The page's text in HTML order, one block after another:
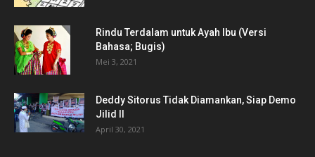
Rindu Terdalam untuk Ayah Ibu (Versi
Bahasa; Bugis)
Mei 3, 2021
Deddy Sitorus Tidak Diamankan, Siap Demo
Jilid II
April 30, 2021